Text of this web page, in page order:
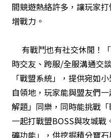
間競遊熱絡許多，讓玩家
增戰力。
有戰鬥也有社交休閒！
時交友、跨服/全服溝通交
「戰盟系統」，提供宛如
自領地，玩家能與盟友們
解題」同樂，同時能挑戰
一起打戰盟BOSS與攻城
礦功能」，供挖掘積分寶